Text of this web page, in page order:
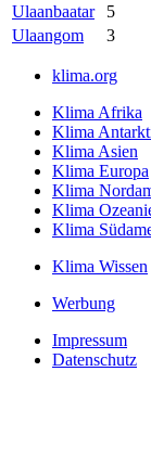
Ulaanbaatar
5
Ulaangom
3
klima.org
Klima Afrika
Klima
Klima Asien
Klima Europa
Klima
Klima
Klima
Klima Wissen
Werbung
Impressum
Datenschutz